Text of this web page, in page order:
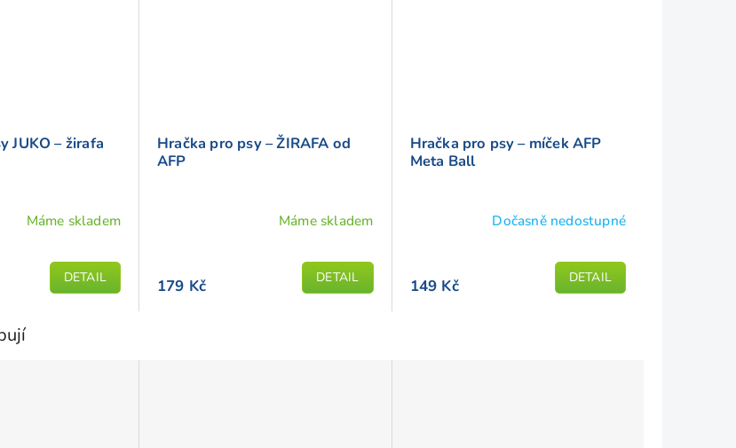
JUKO – žirafa
Máme skladem
DETAIL
Hračka pro psy – ŽIRAFA od
AFP
Máme skladem
179 Kč DETAIL
Hračka pro psy – míček AFP
Meta Ball
Dočasně nedostupné
149 Kč DETAIL